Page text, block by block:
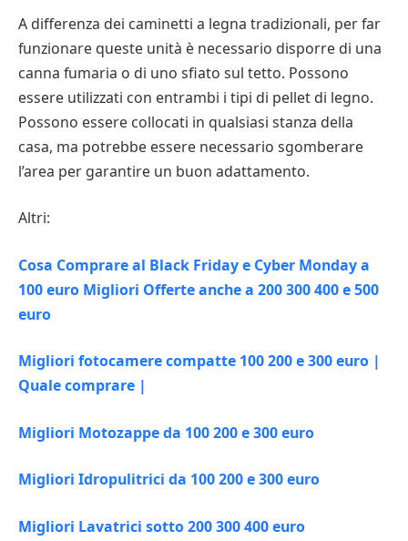
A differenza dei caminetti a legna tradizionali, per far
funzionare queste unità è necessario disporre di una
canna fumaria o di uno sfiato sul tetto. Possono
essere utilizzati con entrambi i tipi di pellet di legno.
Possono essere collocati in qualsiasi stanza della
casa, ma potrebbe essere necessario sgomberare
l’area per garantire un buon adattamento.
Altri:
Cosa Comprare al Black Friday e Cyber Monday a
100 euro Migliori Offerte anche a 200 300 400 e 500
euro
Migliori fotocamere compatte 100 200 e 300 euro |
Quale comprare |
Migliori Motozappe da 100 200 e 300 euro
Migliori Idropulitrici da 100 200 e 300 euro
Migliori Lavatrici sotto 200 300 400 euro